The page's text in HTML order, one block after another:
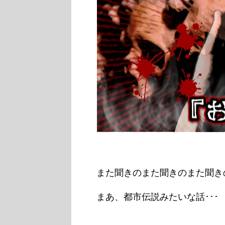
また聞きのまた聞きのまた聞き
まあ、都市伝説みたいな話･･･